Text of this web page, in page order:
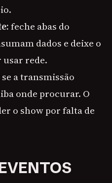
feche abas do
dados e deixe o
usar rede.
se a transmissão
onde procurar. O
o show por falta de